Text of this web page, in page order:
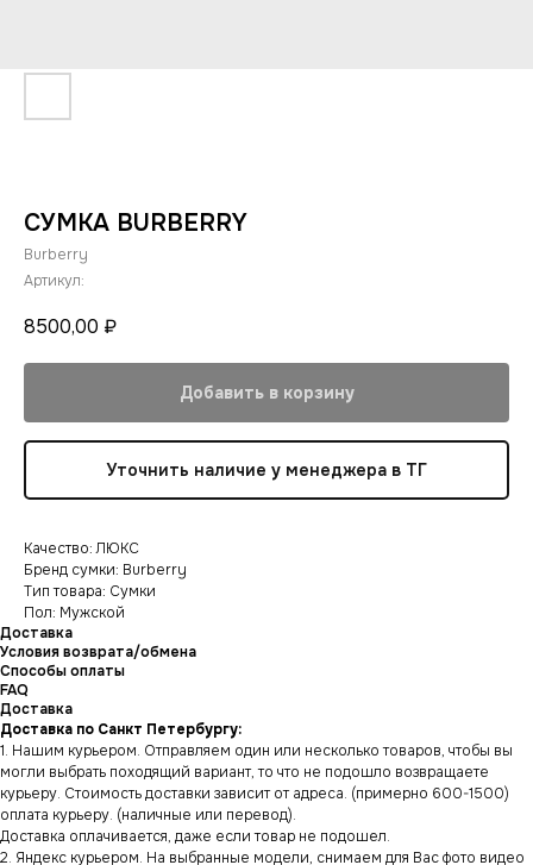
СУМКА BURBERRY
Burberry
Артикул:
8500,00 ₽
Добавить в корзину
Уточнить наличие у менеджера в ТГ
Качество: ЛЮКС
Бренд сумки: Burberry
Тип товара: Сумки
Пол: Мужской
Доставка
Условия возврата/обмена
Способы оплаты
FAQ
Доставка
Доставка по Санкт Петербургу:
1. Нашим курьером. Отправляем один или несколько товаров, чтобы вы
могли выбрать походящий вариант, то что не подошло возвращаете
курьеру. Стоимость доставки зависит от адреса. (примерно 600-1500)
оплата курьеру. (наличные или перевод).
Доставка оплачивается, даже если товар не подошел.
2. Яндекс курьером. На выбранные модели, снимаем для Вас фото видео